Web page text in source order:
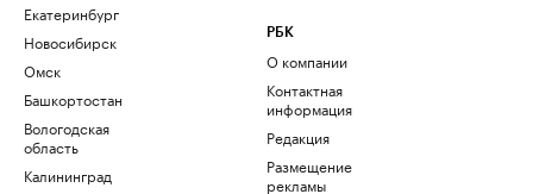
Екатеринбург
Новосибирск
Омск
Башкортостан
Вологодская
область
Калининград
РБК
О компании
Контактная
информация
Редакция
Размещение
рекламы